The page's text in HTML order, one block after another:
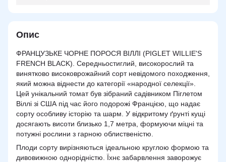
Опис
ФРАНЦУЗЬКЕ ЧОРНЕ ПОРОСЯ ВІЛЛІ (PIGLET WILLIE'S
FRENCH BLACK). Середньостиглий, високорослий та
винятково високоврожайний сорт невідомого походження,
який можна віднести до категорії «народної селекції».
Цей унікальний томат був зібраний садівником Піглетом
Віллі зі США під час його подорожі Францією, що надає
сорту особливу історію та шарм. У відкритому ґрунті кущі
досягають висоти близько 1,7 метра, формуючи міцні та
потужні рослини з гарною облиственістю.
Плоди сорту вирізняються ідеальною круглою формою та
дивовижною однорідністю. Їхнє забарвлення заворожує